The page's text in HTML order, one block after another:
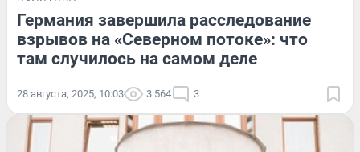
Германия завершила расследование
взрывов на «Северном потоке»: что
там случилось на самом деле
28 августа, 2025, 10:03 3 564 3